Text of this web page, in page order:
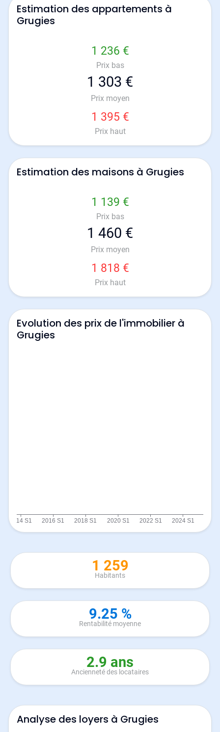
Estimation des appartements à
Grugies
1 236 €
Prix bas
1 303 €
Prix moyen
1 395 €
Prix haut
Estimation des maisons à Grugies
1 139 €
Prix bas
1 460 €
Prix moyen
1 818 €
Prix haut
Evolution des prix de l'immobilier à
Grugies
1 259
Habitants
9.25 %
Rentabilité moyenne
2.9 ans
Ancienneté des locataires
Analyse des loyers à Grugies